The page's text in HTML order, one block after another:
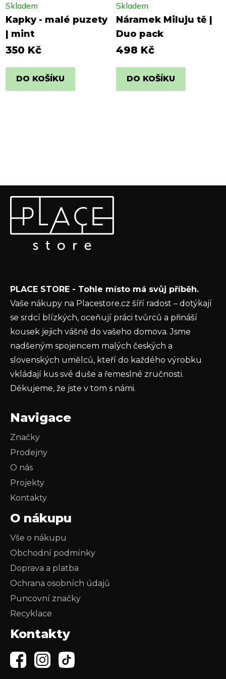
Kapky - malé puzety
| mint
Skladem
350 Kč
DO KOŠÍKU
Náramek Miluju tě |
Duo pack
Skladem
498 Kč
DO KOŠÍKU
Odebírat newsletter
Vložte svůj e-mail a my vám budeme zasílat informace o
nových produktech na našem e-shopu.
ochrany osobních údajů
PŘIHLÁSIT SE
PLACE STORE - Tohle místo má svůj příběh.
Vaše nákupy na Placestore.cz šíří radost – dotýkají
se srdcí blízkých, oceňují práci tvůrců a přináší
kousek jejich vášně do vašeho domova. Jsme
nadšeným spojencem malých českých a
slovenských umělců, kteří do každého výrobku
vkládají kus své duše a řemeslné zručnosti.
Děkujeme, že jste v tom s námi.
Navigace
Značky
Prodejny
O nás
Projekty
Kontakty
O nákupu
Vše o nákupu
Obchodní podmínky
Doprava a platba
Ochrana osobních údajů
Puncovní značky
Recyklace
Kontakty